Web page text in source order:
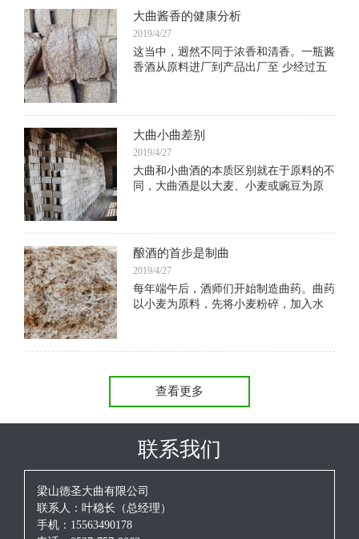
大曲酱香的健康分析
2019/4/27
这当中，迥然不同于浓香和清香。一瓶酱
香酒从原料进厂到产品出厂至 少经过五
存贮、勾兑等，漫长、特殊而神秘的生物
反应过程中
大曲小曲差别
2019/4/27
大曲和小曲酒的本质区别就在于原料的不
同，大曲酒是以大麦、小麦或豌豆为原
食消耗多，酿造周期长，出酒率低，成本
高，价格高
酿酒的首步是制曲
2019/4/27
每年端午后，酒师们开始制造曲药。曲药
以小麦为原料，先将小麦粉碎，加入水
不了这个活，踩两天腿就会疼得下不了楼
查看更多
联系我们
梁山德圣大曲有限公司
联系人：叶稳长（总经理）
手机：15563490178